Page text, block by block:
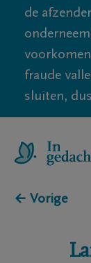
de
fraude
sluiten,
← Vorige